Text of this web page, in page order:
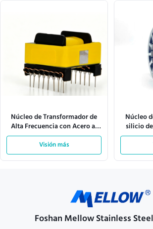
Núcleo de Transformador de
Alta Frecuencia con Acero al
Silicio de Alta Calidad para 10
kHz a 500 kHz y Dimensiones
Personalizables
Visión más
Núcleo
silicio
Foshan Mellow Stainless